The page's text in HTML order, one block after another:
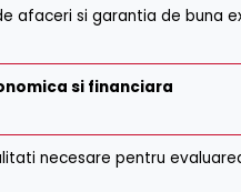
afaceri si garantia de buna
si financiara
necesare pentru